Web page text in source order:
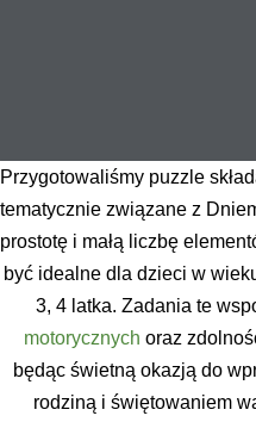
Przygotowaliśmy puzzle
tematycznie związane z
prostotę i małą liczbę
być idealne dla dzieci w
3, 4 latka. Zadania te
motorycznych oraz
będąc świetną okazją do
rodziną i świętowaniem